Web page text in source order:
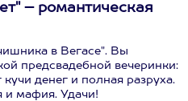
– романтическая
в Вегасе". Вы
предсвадебной вечеринки:
кучи денег и полная разруха.
и мафия. Удачи!